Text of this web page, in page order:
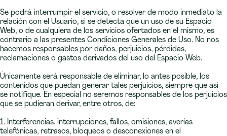
Se podrá interrumpir el servicio, o resolver de modo inmediato la
relación con el Usuario, si se detecta que un uso de su Espacio
Web, o de cualquiera de los servicios ofertados en el mismo, es
contrario a las presentes Condiciones Generales de Uso. No nos
hacemos responsables por daños, perjuicios, pérdidas,
reclamaciones o gastos derivados del uso del Espacio Web.
Únicamente será responsable de eliminar, lo antes posible, los
contenidos que puedan generar tales perjuicios, siempre que así
se notifique. En especial no seremos responsables de los perjuicios
que se pudieran derivar, entre otros, de:
1. Interferencias, interrupciones, fallos, omisiones, averías
telefónicas, retrasos, bloqueos o desconexiones en el